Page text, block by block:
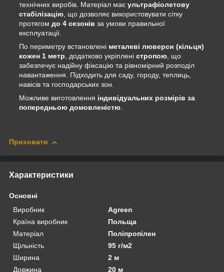
технічних виробів. Матеріал має ультрафіолетову
стабілізацію, що дозволяє використовувати сітку
протягом до 4 сезонів за умови правильної
експлуатації.
По периметру встановлені металеві люверси (кільця)
кожен 1 метр, додатково укріплені стропою, що
забезпечує надійну фіксацію та рівномірний розподіл
навантаження. Підходить для саду, городу, теплиць,
навісів та господарських зон.
Можливе виготовлення індивідуальних розмірів за
попередньою домовленістю.
Приховати
Характеристики
Основні
Виробник
Agreen
Країна виробник
Польща
Матеріал
Поліпропілен
Щільність
95 г/м2
Ширина
2 м
Довжина
20 м